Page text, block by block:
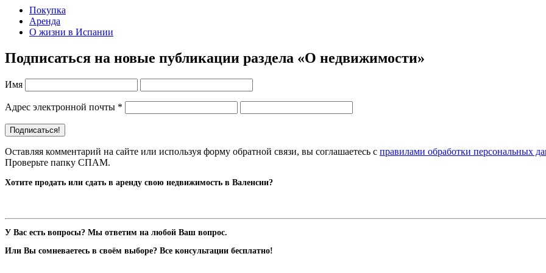
Покупка
Аренда
О жизни в Испании
Подписаться на новые публикации раздела «О недвижимости»
Имя
Адрес электронной почты *
Оставляя комментарий на сайте или используя форму обратной связи, вы соглашаетесь с правилами обработки персональных
Проверьте папку СПАМ.
Хотите продать или сдать в аренду свою недвижимость в Валенсии?
У Вас есть вопросы? Мы ответим на любой Ваш вопрос.
Или Вы сомневаетесь в своём выборе? Все консультации бесплатно!